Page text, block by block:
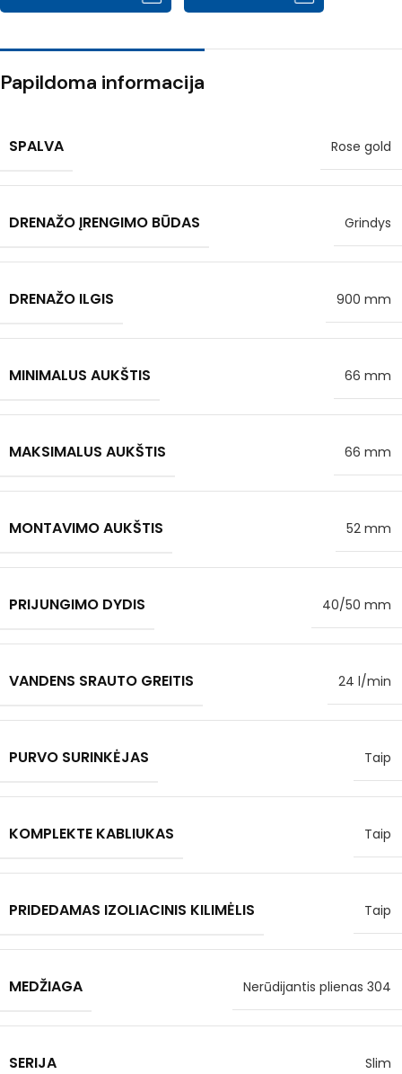
Papildoma informacija
SPALVA Rose gold
DRENAŽO ĮRENGIMO BŪDAS Grindys
DRENAŽO ILGIS 900 mm
MINIMALUS AUKŠTIS 66 mm
MAKSIMALUS AUKŠTIS 66 mm
MONTAVIMO AUKŠTIS 52 mm
PRIJUNGIMO DYDIS 40/50 mm
VANDENS SRAUTO GREITIS 24 l/min
PURVO SURINKĖJAS Taip
KOMPLEKTE KABLIUKAS Taip
PRIDEDAMAS IZOLIACINIS KILIMĖLIS Taip
MEDŽIAGA Nerūdijantis plienas 304
SERIJA Slim